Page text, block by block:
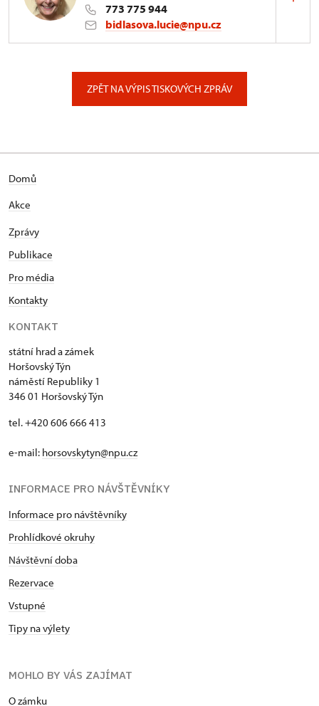
773 775 944
bidlasova.lucie@npu.cz
ZPĚT NA VÝPIS TISKOVÝCH ZPRÁV
Domů
Akce
Zprávy
Publikace
Pro média
Kontakty
KONTAKT
státní hrad a zámek
Horšovský Týn
náměstí Republiky 1
346 01 Horšovský Týn
tel. +420 606 666 413
e-mail: horsovskytyn@npu.cz
INFORMACE PRO NÁVŠTĚVNÍKY
Informace pro návštěvníky
Prohlídkové okruhy
Návštěvní doba
Rezervace
Vstupné
Tipy na výlety
MOHLO BY VÁS ZAJÍMAT
O zámku